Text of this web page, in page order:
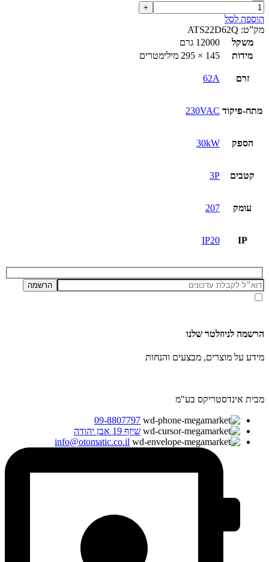
הוספה לסל
מק”ט: ATS22D62Q
משקל
12000 גרם
מידות
145 × 295 מילימטרים
זרם 62A
מתח-פיקוד 230VAC
הספק 30kW
קטבים 3P
עומק 207
IP
IP20
הרשמה לניוזלטר שלנו
מידע על מוצרים, מבצעים והנחות
מבית אינדסטריקס בע"מ
09-8807797
שיזף 19 אבן יהודה
info@otomatic.co.il